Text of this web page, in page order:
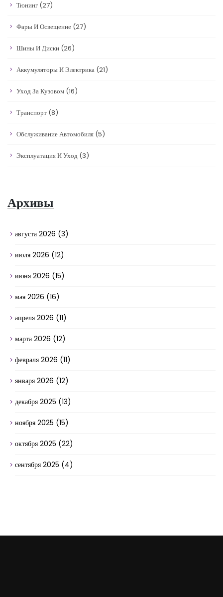
Тюнинг (27)
Фары И Освещение (27)
Шины И Диски (26)
Аккумуляторы И Электрика (21)
Уход За Кузовом (16)
Транспорт (8)
Обслуживание Автомобиля (5)
Эксплуатация И Уход (3)
Архивы
августа 2026 (3)
июля 2026 (12)
июня 2026 (15)
мая 2026 (16)
апреля 2026 (11)
марта 2026 (12)
февраля 2026 (11)
января 2026 (12)
декабря 2025 (13)
ноября 2025 (15)
октября 2025 (22)
сентября 2025 (4)